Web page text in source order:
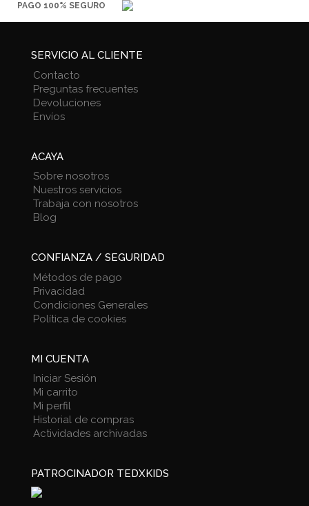
PAGO 100% SEGURO
SERVICIO AL CLIENTE
Contacto
Preguntas frecuentes
Devoluciones
Envíos
ACAYA
Sobre nosotros
Nuestros servicios
Trabaja con nosotros
Blog
CONFIANZA / SEGURIDAD
Métodos de pago
Privacidad
Condiciones Generales
Política de cookies
MI CUENTA
Iniciar Sesión
Mi carrito
Mi perfil
Historial de compras
Actividades archivadas
PATROCINADOR TEDXKIDS